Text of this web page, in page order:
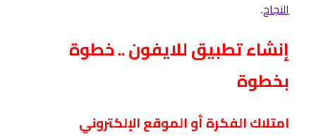
النجاح.
إنشاء تطبيق للايفون .. خطوة
بخطوة
امتلاك الفكرة أو الموقع الإلكتروني